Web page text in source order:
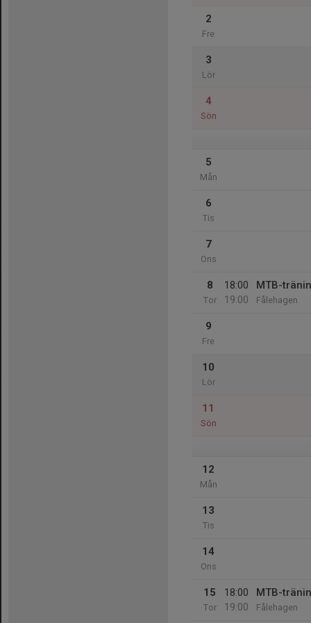
2
Fre
3
Lör
4
Sön
5
Mån
6
Tis
7
Ons
8
Tor
18:00
19:00
MTB-
Fålehagen
9
Fre
10
Lör
11
Sön
12
Mån
13
Tis
14
Ons
15
Tor
18:00
19:00
MTB-
Fålehagen